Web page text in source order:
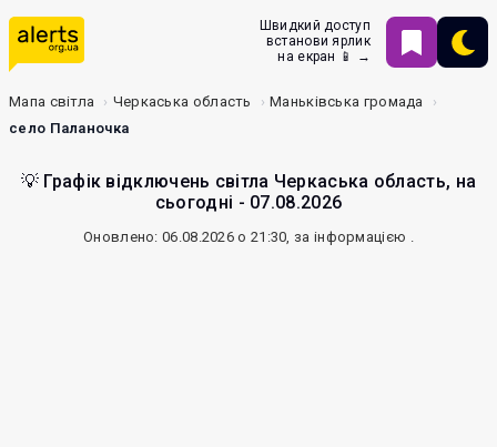
Швидкий доступ
встанови ярлик
на екран 📱 →
Мапа світла Черкаська область
Маньківська громада
село Паланочка
💡 Графік відключень світла Черкаська область, на
сьогодні - 07.08.2026
Оновлено: 06.08.2026 о 21:30, за інформацією .